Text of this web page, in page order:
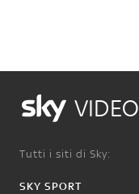
VIDEO
Tutti i siti di Sky:
SKY SPORT